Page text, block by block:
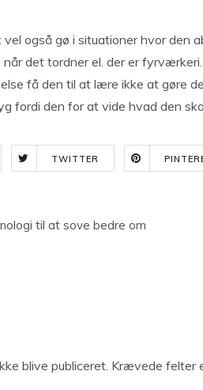
også gø i situationer hvor den
når det tordner el. der er
få den til at lære ikke at gøre
fordi den for at vide hvad den
TWITTER
til at sove bedre om
blive publiceret. Krævede felter